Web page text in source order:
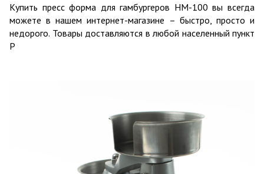
Купить пресс форма для гамбургеров HM-100 вы всегда
можете в нашем интернет-магазине – быстро, просто и
недорого. Товары доставляются в любой населенный пункт
Р